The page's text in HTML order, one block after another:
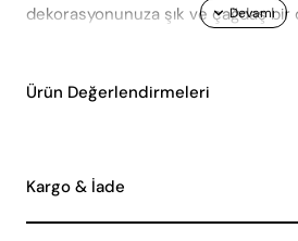
dekorasyonunuza şık ve çağdaş
Ürün Değerlendirmeleri
Kargo & İade